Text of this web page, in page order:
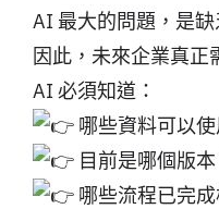
AI 最大的問題，是
因此，未來企業真正
AI 必須知道：
哪些資料可以使
目前是哪個版本
哪些流程已完成